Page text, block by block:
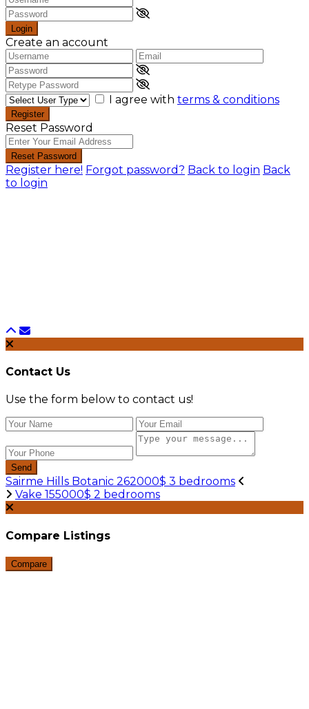
Login
Create an account
I agree with terms & conditions
Register
Reset Password
Reset Password
Register here! Forgot password? Back to login Back
to login
Contact Us
Use the form below to contact us!
Send
Sairme Hills Botanic 262000$ 3 bedrooms
Vake 155000$ 2 bedrooms
Compare Listings
Compare